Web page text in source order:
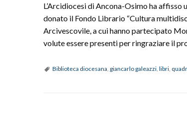
L’Arcidiocesi di Ancona-Osimo ha
donato il Fondo Librario “Cultura
Arcivescovile, a cui hanno partecipato
volute essere presenti per ringraziare il
Biblioteca diocesana giancarlo galeazzi libri